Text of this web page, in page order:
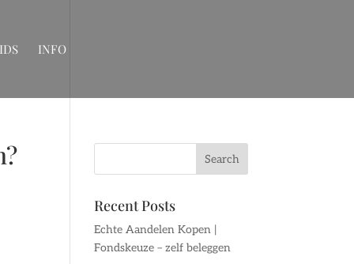
INFO
Recent Posts
Echte Aandelen Kopen |
Fondskeuze – zelf beleggen